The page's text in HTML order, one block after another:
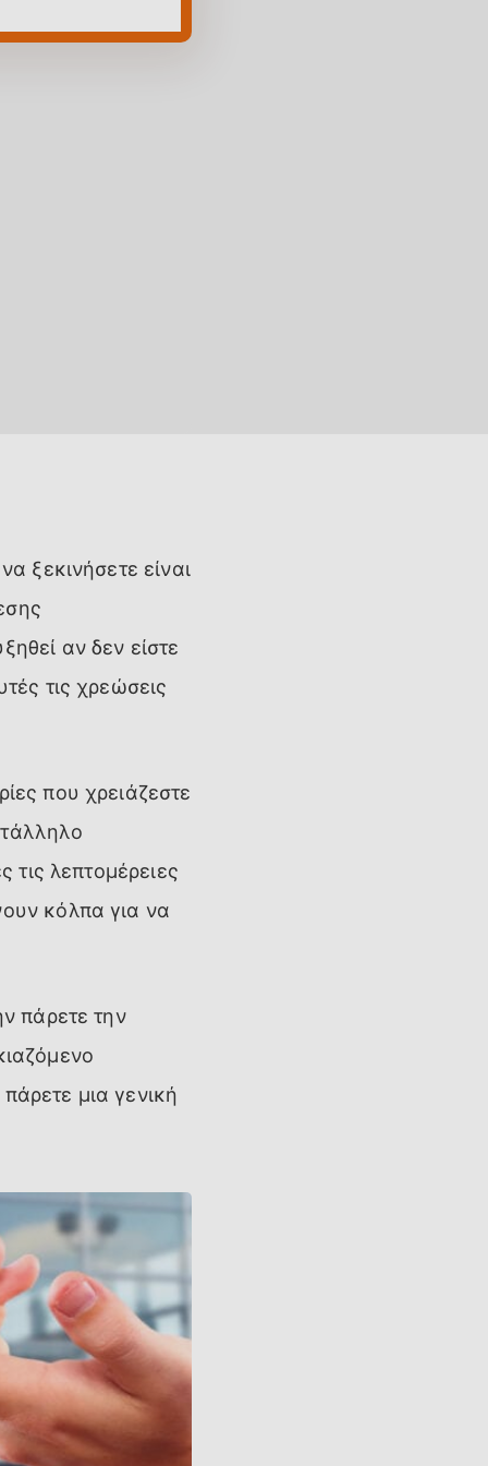
ξεκινήσετε είναι
αν δεν είστε
τις χρεώσεις
που χρειάζεστε
τις λεπτομέρειες
κόλπα για να
πάρετε την
μια γενική